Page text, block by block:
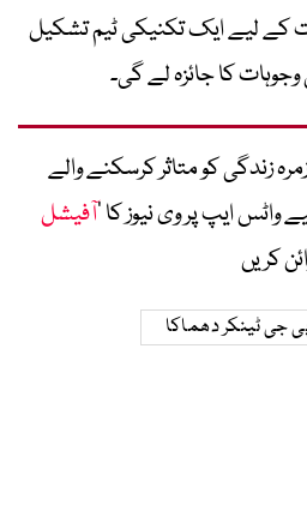
کے لیے ایک تکنیکی ٹیم تشکیل
کا جائزہ لے گی۔
زندگی کو متاثر کرسکنے والے
ایپ پر وی نیوز کا ’آفیشل
کریں
پی جی ٹینکر دھماکا